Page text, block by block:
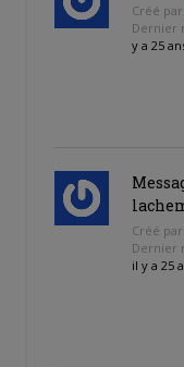
Créé par
Dernier
y a 25
Créé par
Dernier
il y a 25